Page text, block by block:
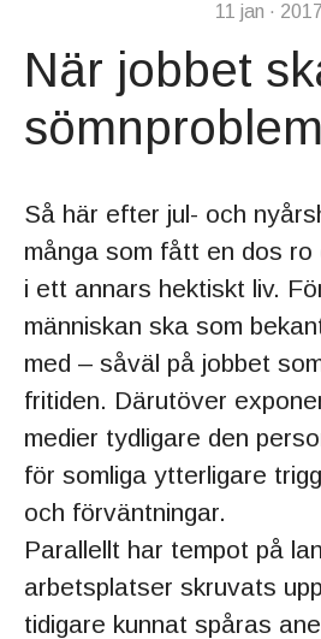
11 jan · 2017
När jobbet
sömnproblem
Så här efter jul- och
många som fått en dos ro
i ett annars hektiskt liv.
människan ska som
med – såväl på jobbet
fritiden. Därutöver
medier tydligare den
för somliga ytterligare
och förväntningar.
Parallellt har tempot på
arbetsplatser skruvats
tidigare kunnat spåras